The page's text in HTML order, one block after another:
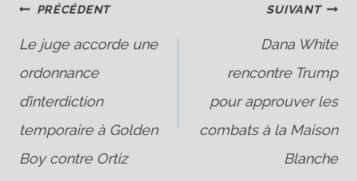
Navigation
de
PRÉCÉDENT
Le juge accorde une
ordonnance
d’interdiction
temporaire à Golden
Boy contre Ortiz
SUIVANT
Dana White
rencontre Trump
pour approuver les
combats à la Maison
Blanche